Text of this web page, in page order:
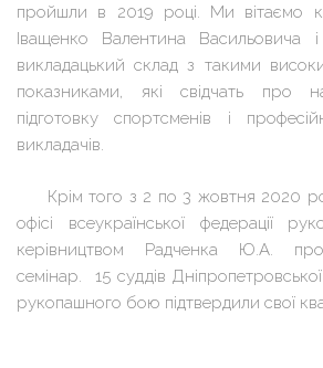
пройшли в 2019 році. Ми вітаємо
Іващенко Валентина Васильовича
викладацький склад з такими
показниками, які свідчать про
підготовку спортсменів і
викладачів.
Крім того з 2 по 3 жовтня 2020
офісі всеукраїнської федерації
керівництвом Радченка Ю.А.
семінар. 15 суддів
рукопашного бою підтвердили свої